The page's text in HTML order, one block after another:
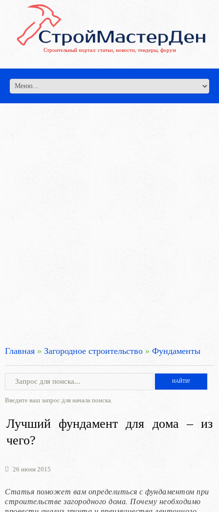
Строительный портал: статьи, новости, тендеры, форум
Главная » Загородное строительство » Фундаменты
Введите ваш запрос для начала поиска.
Лучший фундамент для дома – из
чего?
26 июня 2015
Статья поможет вам определиться с фундаментом при
строительстве загородного дома. Почему необходимо